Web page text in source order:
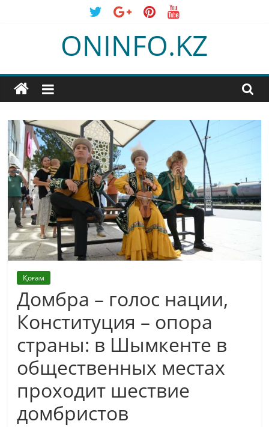
ONINFO.KZ
Қоғам
Домбра – голос нации,
Конституция – опора
страны: в Шымкентe в
общественных местах
проходит шествие
домбристов